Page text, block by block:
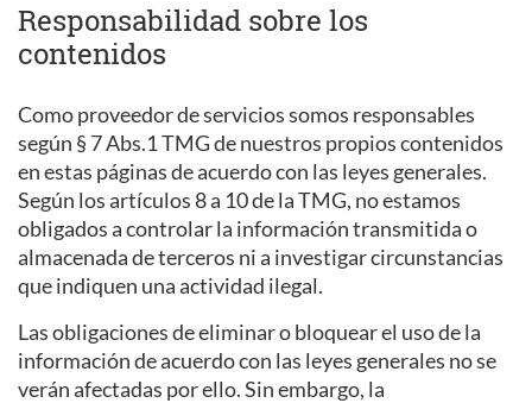
Responsabilidad sobre los
contenidos
Como proveedor de servicios somos responsables
según § 7 Abs.1 TMG de nuestros propios contenidos
en estas páginas de acuerdo con las leyes generales.
Según los artículos 8 a 10 de la TMG, no estamos
obligados a controlar la información transmitida o
almacenada de terceros ni a investigar circunstancias
que indiquen una actividad ilegal.
Las obligaciones de eliminar o bloquear el uso de la
información de acuerdo con las leyes generales no se
verán afectadas por ello. Sin embargo, la